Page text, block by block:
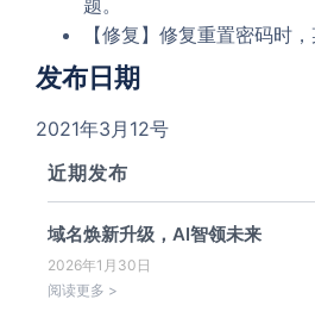
题。
【修复】修复重置密码时
发布日期
2021年3月12号
近期发布
域名焕新升级，AI智领未来
2026年1月30日
阅读更多 >